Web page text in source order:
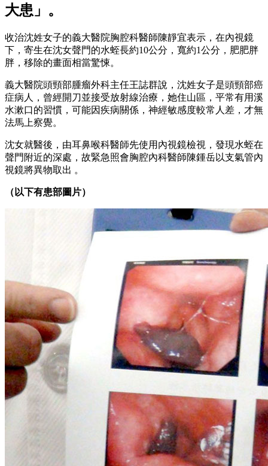
大患」。
收治沈姓女子的義大醫院胸腔科醫師陳靜宜表示，在內視鏡
下，寄生在沈女聲門的水蛭長約10公分，寬約1公分，肥肥胖
胖，移除的畫面相當驚悚。
義大醫院頭頸部腫瘤外科主任王誌群說，沈姓女子是頭頸部癌
症病人，曾經開刀並接受放射線治療，她住山區，平常有用溪
水漱口的習慣，可能因疾病關係，神經敏感度較常人差，才無
法馬上察覺。
沈女就醫後，由耳鼻喉科醫師先使用內視鏡檢視，發現水蛭在
聲門附近的深處，故緊急照會胸腔內科醫師陳鍾岳以支氣管內
視鏡將異物取出 。
（以下有患部圖片）